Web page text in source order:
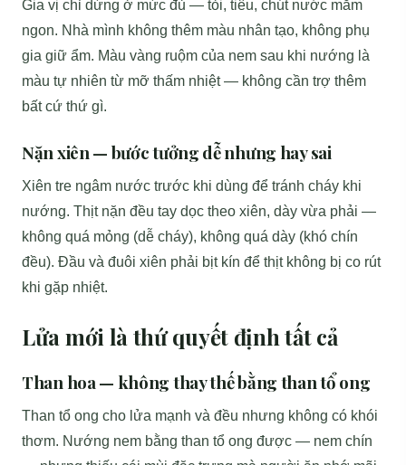
Gia vị chỉ dừng ở mức đủ — tỏi, tiêu, chút nước mắm
ngon. Nhà mình không thêm màu nhân tạo, không phụ
gia giữ ẩm. Màu vàng ruộm của nem sau khi nướng là
màu tự nhiên từ mỡ thấm nhiệt — không cần trợ thêm
bất cứ thứ gì.
Nặn xiên — bước tưởng dễ nhưng hay sai
Xiên tre ngâm nước trước khi dùng để tránh cháy khi
nướng. Thịt nặn đều tay dọc theo xiên, dày vừa phải —
không quá mỏng (dễ cháy), không quá dày (khó chín
đều). Đầu và đuôi xiên phải bịt kín để thịt không bị co rút
khi gặp nhiệt.
Lửa mới là thứ quyết định tất cả
Than hoa — không thay thế bằng than tổ ong
Than tổ ong cho lửa mạnh và đều nhưng không có khói
thơm. Nướng nem bằng than tổ ong được — nem chín